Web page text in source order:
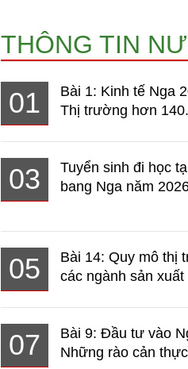
THÔNG TIN
01
Bài 1: Kinh tế Nga
Thị trường hơn
03
Tuyển sinh đi học
bang Nga năm
05
Bài 14: Quy mô thị
các ngành sản xuất
07
Bài 9: Đầu tư vào
Những rào cản